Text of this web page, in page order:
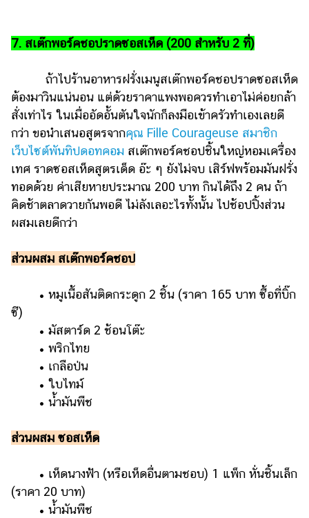
7. สเต๊กพอร์คชอปราดซอสเห็ด (200 สำหรับ 2 ที่)
ถ้าไปร้านอาหารฝรั่งเมนูสเต๊กพอร์คชอปราดซอสเห็ด
ต้องมาวินแน่นอน แต่ด้วยราคาแพงพอควรทำเอาไม่ค่อยกล้า
สั่งเท่าไร ในเมื่ออัดอั้นตันใจนักก็ลงมือเข้าครัวทำเองเลยดี
กว่า ขอนำเสนอสูตรจากคุณ Fille Courageuse สมาชิก
เว็บไซต์พันทิปดอทคอม สเต๊กพอร์คชอปชิ้นใหญ่หอมเครื่อง
เทศ ราดซอสเห็ดสูตรเด็ด อ๊ะ ๆ ยังไม่จบ เสิร์ฟพร้อมมันฝรั่ง
ทอดด้วย ค่าเสียหายประมาณ 200 บาท กินได้ถึง 2 คน ถ้า
คิดช้าตลาดวายกันพอดี ไม่ลังเลอะไรทั้งนั้น ไปช้อปปิ้งส่วน
ผสมเลยดีกว่า
ส่วนผสม สเต๊กพอร์คชอป
• หมูเนื้อสันติดกระดูก 2 ชิ้น (ราคา 165 บาท ซื้อที่บิ๊ก
ซี)
• มัสตาร์ด 2 ช้อนโต๊ะ
• พริกไทย
• เกลือป่น
• ใบไทม์
• น้ำมันพืช
ส่วนผสม ซอสเห็ด
• เห็ดนางฟ้า (หรือเห็ดอื่นตามชอบ) 1 แพ็ก หั่นชิ้นเล็ก
(ราคา 20 บาท)
• น้ำมันพืช